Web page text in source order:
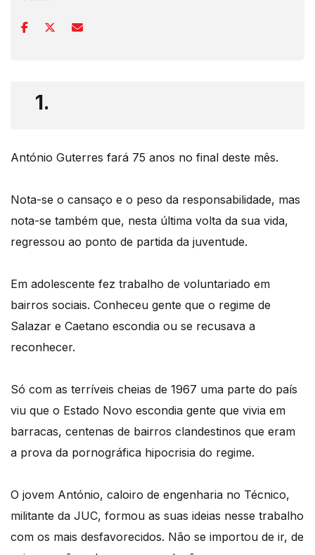
1.
António Guterres fará 75 anos no final deste mês.
Nota-se o cansaço e o peso da responsabilidade, mas
nota-se também que, nesta última volta da sua vida,
regressou ao ponto de partida da juventude.
Em adolescente fez trabalho de voluntariado em
bairros sociais. Conheceu gente que o regime de
Salazar e Caetano escondia ou se recusava a
reconhecer.
Só com as terríveis cheias de 1967 uma parte do país
viu que o Estado Novo escondia gente que vivia em
barracas, centenas de bairros clandestinos que eram
a prova da pornográfica hipocrisia do regime.
O jovem António, caloiro de engenharia no Técnico,
militante da JUC, formou as suas ideias nesse trabalho
com os mais desfavorecidos. Não se importou de ir, de